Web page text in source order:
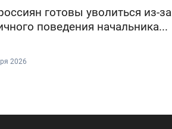
готовы уволиться из-за
поведения начальника...
2026